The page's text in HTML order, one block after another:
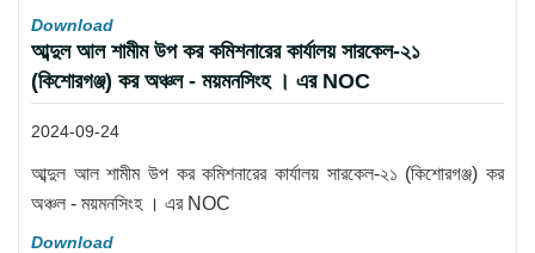
Download
আব্দুল আল শামীম উপ কর কমিশনারের কার্যালয় সারকেল-২১
(কিশোরগঞ্জ) কর অঞ্চল - ময়মনসিংহ । এর NOC
2024-09-24
আব্দুল আল শামীম উপ কর কমিশনারের কার্যালয় সারকেল-২১ (কিশোরগঞ্জ) কর
অঞ্চল - ময়মনসিংহ । এর NOC
Download